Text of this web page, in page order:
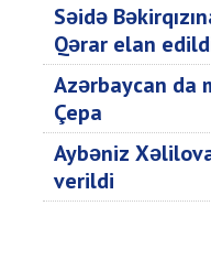
Səidə
Qərar elan
Azərbaycan da
Çepa
Aybəniz
verildi